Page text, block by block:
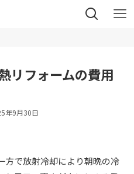
リフォームの費用
年9月30日
方で放射冷却により朝晩の冷